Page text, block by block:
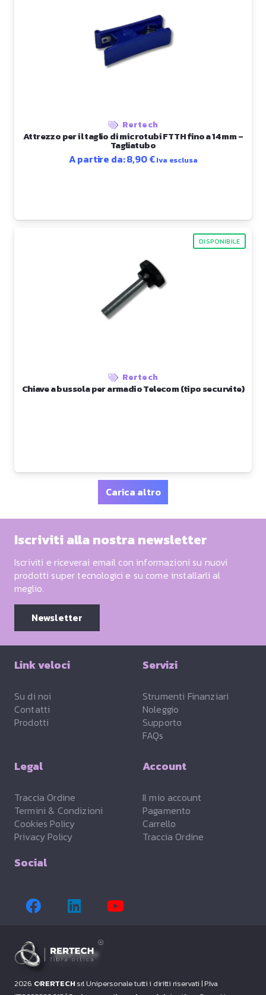
Rertech
Attrezzo per il taglio di microtubi FTTH fino a 14 mm –
Tagliatubo
A partire da:8,90€Iva esclusa
DISPONIBILE
Rertech
Chiave a bussola per armadio Telecom (tipo securvite)
Carica altro
Iscriviti alla nostra newsletter
Iscriviti e riceverai email con informazioni su nuovi
prodotti super tecnologici e su come installarli al
meglio.
Newsletter
Link veloci
Su di noi
Contatti
Prodotti
Servizi
Strumenti Finanziari
Noleggio
Supporto
FAQs
Legal
Traccia Ordine
Termini & Condizioni
Cookies Policy
Privacy Policy
Account
Il mio account
Pagamento
Carrello
Traccia Ordine
Social
2026 ©RERTECHsrl Unipersonale tutti i diritti riservati |P.Iva